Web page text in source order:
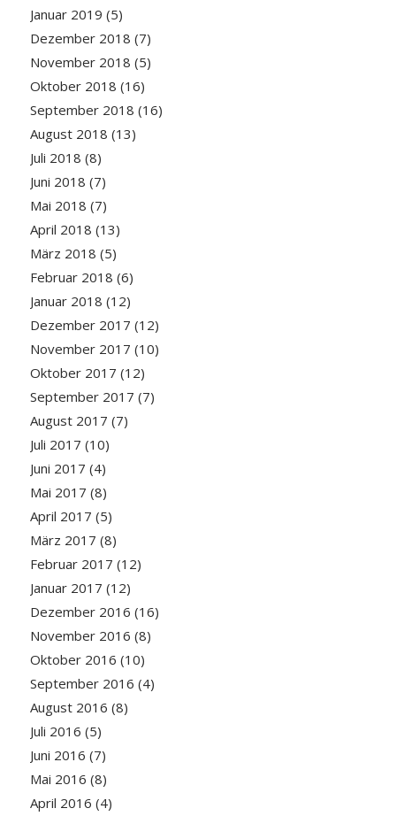
Januar 2019 (5)
Dezember 2018 (7)
November 2018 (5)
Oktober 2018 (16)
September 2018 (16)
August 2018 (13)
Juli 2018 (8)
Juni 2018 (7)
Mai 2018 (7)
April 2018 (13)
März 2018 (5)
Februar 2018 (6)
Januar 2018 (12)
Dezember 2017 (12)
November 2017 (10)
Oktober 2017 (12)
September 2017 (7)
August 2017 (7)
Juli 2017 (10)
Juni 2017 (4)
Mai 2017 (8)
April 2017 (5)
März 2017 (8)
Februar 2017 (12)
Januar 2017 (12)
Dezember 2016 (16)
November 2016 (8)
Oktober 2016 (10)
September 2016 (4)
August 2016 (8)
Juli 2016 (5)
Juni 2016 (7)
Mai 2016 (8)
April 2016 (4)